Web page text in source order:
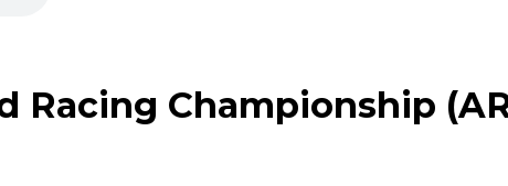
Racing Championship